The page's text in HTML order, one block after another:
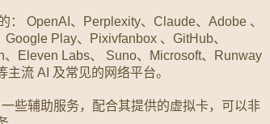
： OpenAI、Perplexity、Claude、Adobe 、
Play、Pixivfanbox 、GitHub、
、Eleven Labs、 Suno、Microsoft、Runway
流 AI 及常见的网络平台。
些辅助服务，配合其提供的虚拟卡，可以非